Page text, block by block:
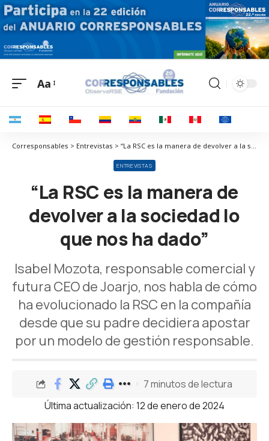
Aa
Corresponsables > Entrevistas > “La RSC es la manera de devolver a la sociedad lo que nos ha dado”
ENTREVISTAS
“La RSC es la manera de
devolver a la sociedad lo
que nos ha dado”
Isabel Mozota, responsable comercial y
futura CEO de Joarjo, nos habla de cómo
ha evolucionado la RSC en la compañía
desde que su padre decidiera apostar
por un modelo de gestión responsable.
Última actualización: 12 de enero de 2024
7 minutos de lectura